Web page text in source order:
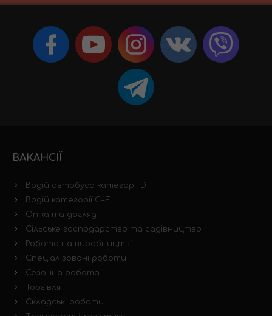
ВАКАНСІЇ
Водій автобуса категорії D
Водій категорії C+E
Опіка та догляд
Сільське господарство та садівництво
Робота на виробництві
Спеціалізовані роботи
Сезонна робота
Торгівля
Складські роботи